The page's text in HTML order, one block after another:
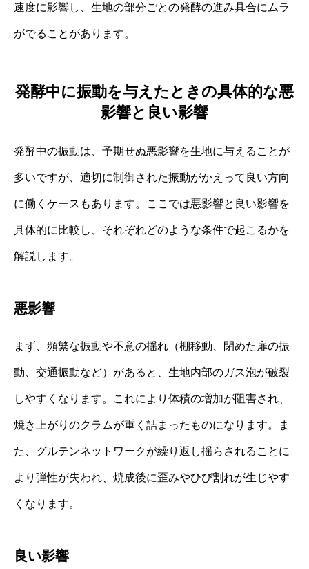
速度に影響し、生地の部分ごとの発酵の進み具合にムラ
がでることがあります。
発酵中に振動を与えたときの具体的な悪
影響と良い影響
発酵中の振動は、予期せぬ悪影響を生地に与えることが
多いですが、適切に制御された振動がかえって良い方向
に働くケースもあります。ここでは悪影響と良い影響を
具体的に比較し、それぞれどのような条件で起こるかを
解説します。
悪影響
まず、頻繁な振動や不意の揺れ（棚移動、閉めた扉の振
動、交通振動など）があると、生地内部のガス泡が破裂
しやすくなります。これにより体積の増加が阻害され、
焼き上がりのクラムが重く詰まったものになります。ま
た、グルテンネットワークが繰り返し揺らされることに
より弾性が失われ、焼成後に歪みやひび割れが生じやす
くなります。
良い影響